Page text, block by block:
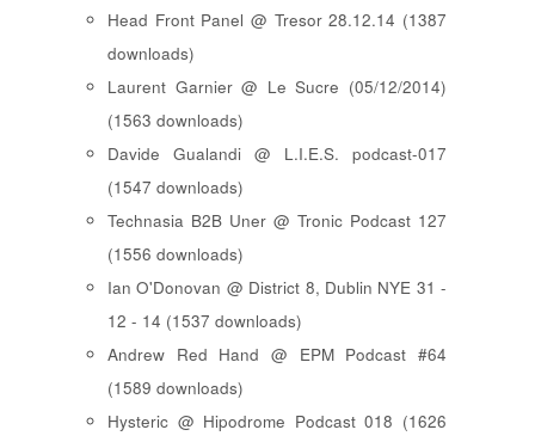
Head Front Panel @ Tresor 28.12.14 (1387
downloads)
Laurent Garnier @ Le Sucre (05/12/2014)
(1563 downloads)
Davide Gualandi @ L.I.E.S. podcast-017
(1547 downloads)
Technasia B2B Uner @ Tronic Podcast 127
(1556 downloads)
Ian O'Donovan @ District 8, Dublin NYE 31 -
12 - 14 (1537 downloads)
Andrew Red Hand @ EPM Podcast #64
(1589 downloads)
Hysteric @ Hipodrome Podcast 018 (1626